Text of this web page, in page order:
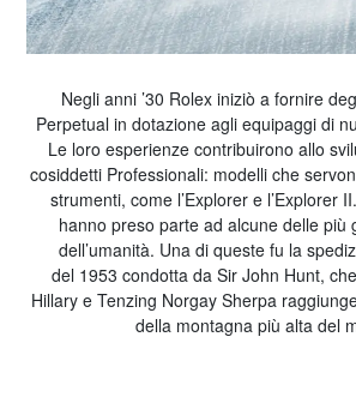
Negli anni ’30 Rolex iniziò a fornire
Perpetual in dotazione agli equipaggi di
Le loro esperienze contribuirono allo
cosiddetti Professionali: modelli che
strumenti, come l’Explorer e l’Explorer
hanno preso parte ad alcune delle più
dell’umanità. Una di queste fu la
del 1953 condotta da Sir John Hunt,
Hillary e Tenzing Norgay Sherpa
della montagna più alta del